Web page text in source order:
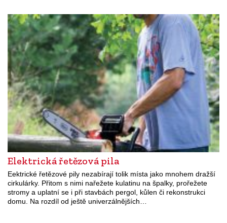
Elektrická řetězová pila
Eektrické řetězové pily nezabírají tolik místa jako mnohem dražší
cirkulárky. Přitom s nimi nařežete kulatinu na špalky, prořežete
stromy a uplatní se i při stavbách pergol, kůlen či rekonstrukci
domu. Na rozdíl od ještě univerzálnějších…